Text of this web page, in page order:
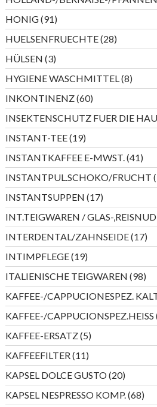
HONIG 9191
Produkte
HUELSENFRUECHTE 2828
Produkte
HÜLSEN 33
Produkte
HYGIENE WASCHMITTEL 88
INKONTINENZ 6060
Produkte
INSEKTENSCHUTZ FUER DIE
INSTANT-TEE 1919
Produkte
INSTANTKAFFEE E-MWST. 4141
INSTANTPUL.SCHOKO/FRUCHT
INSTANTSUPPEN 1717
Produkte
INT.TEIGWAREN / GLAS-
INTERDENTAL/ZAHNSEIDE 1717
INTIMPFLEGE 1919
Produkte
ITALIENISCHE TEIGWAREN 9898
KAFFEE-/CAPPUCIONESPEZ.
KAFFEE-/CAPPUCIONSPEZ.HEISS
KAFFEE-ERSATZ 55
Produkte
KAFFEEFILTER 1111
Produkte
KAPSEL DOLCE GUSTO 2020
KAPSEL NESPRESSO KOMP. 6868